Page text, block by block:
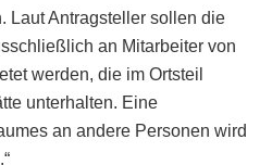
Laut Antragsteller sollen die
an Mitarbeiter von
werden, die im Ortsteil
unterhalten. Eine
an andere Personen wird